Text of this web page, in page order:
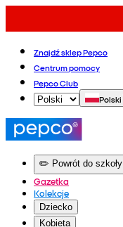
Znajdź sklep Pepco
Centrum pomocy
Pepco Club
Polski
✏️ Powrót do szkoły
Gazetka
Kolekcje
Dziecko
Kobieta